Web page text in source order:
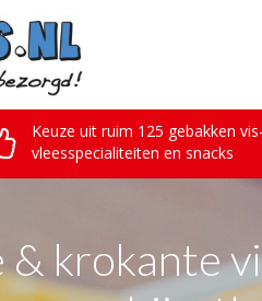
Keuze uit ruim 125 gebakken
vleesspecialiteiten en snacks
& krokante